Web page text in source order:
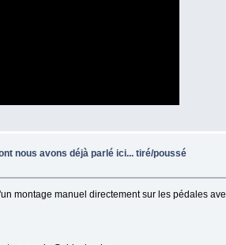
nous avons déjà parlé ici... tiré/poussé
montage manuel directement sur les pédales